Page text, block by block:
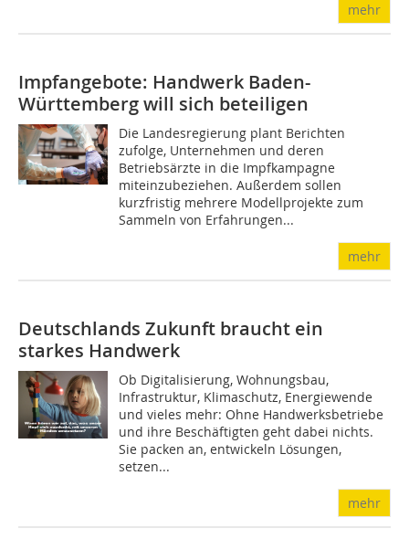
mehr
Impfangebote: Handwerk Baden-
Württemberg will sich beteiligen
Die Landesregierung plant Berichten
zufolge, Unternehmen und deren
Betriebsärzte in die Impfkampagne
miteinzubeziehen. Außerdem sollen
kurzfristig mehrere Modellprojekte zum
Sammeln von Erfahrungen...
mehr
Deutschlands Zukunft braucht ein
starkes Handwerk
Ob Digitalisierung, Wohnungsbau,
Infrastruktur, Klimaschutz, Energiewende
und vieles mehr: Ohne Handwerksbetriebe
und ihre Beschäftigten geht dabei nichts.
Sie packen an, entwickeln Lösungen,
setzen...
mehr